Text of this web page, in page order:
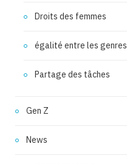
Droits des femmes
égalité entre les genres
Partage des tâches
Gen Z
News